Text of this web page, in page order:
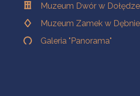
Muzeum Dwór w Dołędze
Muzeum Zamek w Dębnie
Galeria "Panorama"